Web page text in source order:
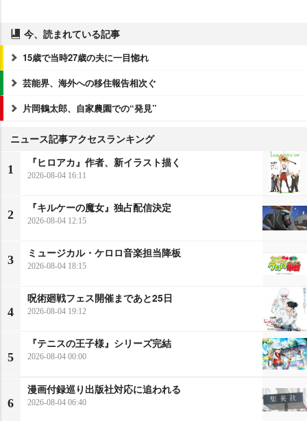
今、読まれている記事
15歳で当時27歳の夫に一目惚れ
芸能界、海外への移住報告相次ぐ
片岡鶴太郎、自家農園での“発見”
ニュース記事アクセスランキング
1
『ヒロアカ』作者、新イラスト描く
2026-08-04 16:11
2
『キルケーの魔女』独占配信決定
2026-08-04 12:15
3
ミュージカル・ケロロ音楽担当降板
2026-08-04 18:15
4
呪術廻戦フェス開催まであと25日
2026-08-04 19:12
5
『テニスの王子様』シリーズ完結
2026-08-04 00:00
6
漫画付録巡り出版社対応に追われる
2026-08-04 06:40